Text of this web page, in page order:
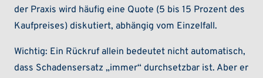
der Praxis wird häufig eine Quote (5 bis 15 Prozent des
Kaufpreises) diskutiert, abhängig vom Einzelfall.
Wichtig: Ein Rückruf allein bedeutet nicht automatisch,
dass Schadensersatz „immer“ durchsetzbar ist. Aber er